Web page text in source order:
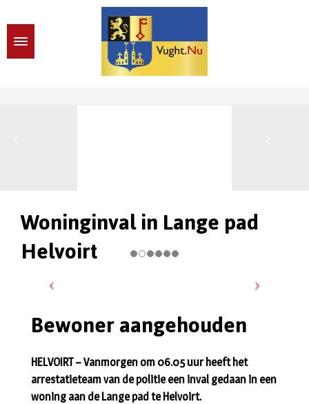
Woninginval in Lange pad
Helvoirt
Bewoner aangehouden
HELVOIRT – Vanmorgen om 06.05 uur heeft het
arrestatieteam van de politie een inval gedaan in een
woning aan de Lange pad te Helvoirt.